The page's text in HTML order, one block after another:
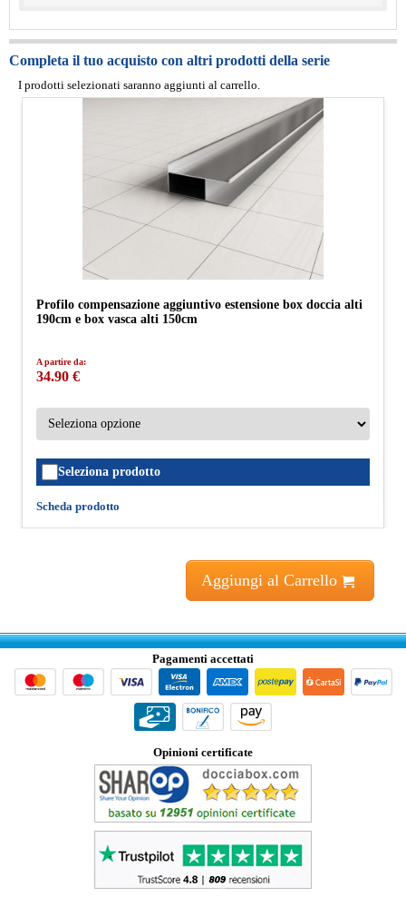
Completa il tuo acquisto con altri prodotti della serie
I prodotti selezionati saranno aggiunti al carrello.
Profilo compensazione aggiuntivo estensione box doccia alti
190cm e box vasca alti 150cm
A partire da:
34.90 €
Seleziona prodotto
Scheda prodotto
Aggiungi al Carrello
Pagamenti accettati
Opinioni certificate